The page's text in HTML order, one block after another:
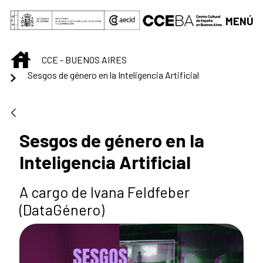
Saltar al contenido principal
MENÚ
INICIOCCE - BUENOS AIRES
Sesgos de género en la Inteligencia Artificial
Sesgos de género en la
Inteligencia Artificial
A cargo de Ivana Feldfeber
(DataGénero)